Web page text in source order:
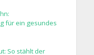
für ein gesundes
So stählt der